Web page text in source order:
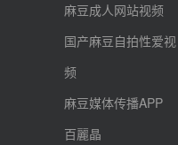
麻豆成人网站视频
国产麻豆自拍性爱视
频
麻豆媒体传播APP
百麗晶